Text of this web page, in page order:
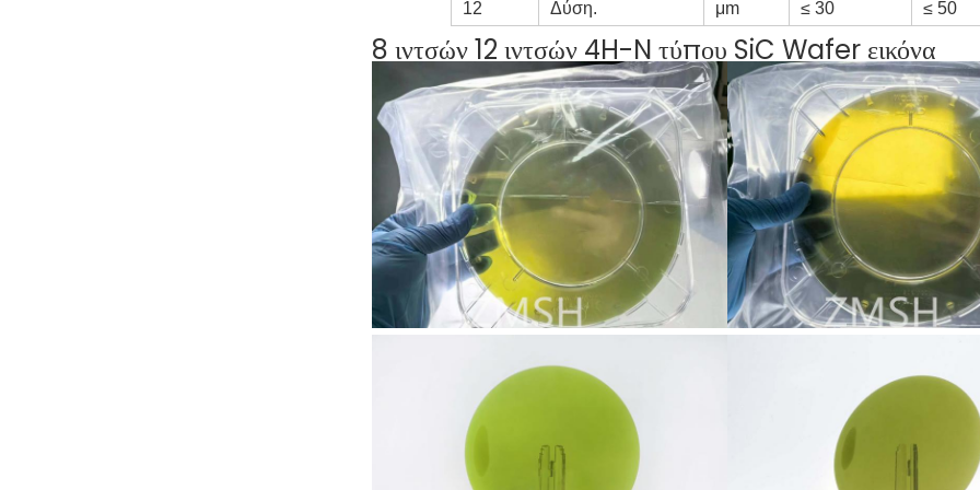
12 Δύση. μm ≤ 30 ≤ 50
8 ιντσών 12 ιντσών 4H-N τύπου SiC Wafer εικόνα